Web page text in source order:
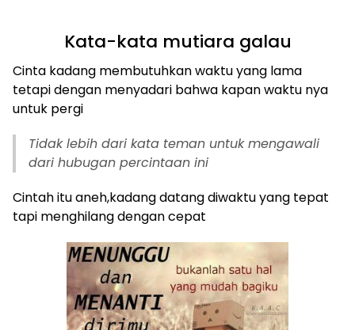
Kata-kata mutiara galau
Cinta kadang membutuhkan waktu yang lama
tetapi dengan menyadari bahwa kapan waktu nya
untuk pergi
Tidak lebih dari kata teman untuk mengawali
dari hubugan percintaan ini
Cintah itu aneh,kadang datang diwaktu yang tepat
tapi menghilang dengan cepat